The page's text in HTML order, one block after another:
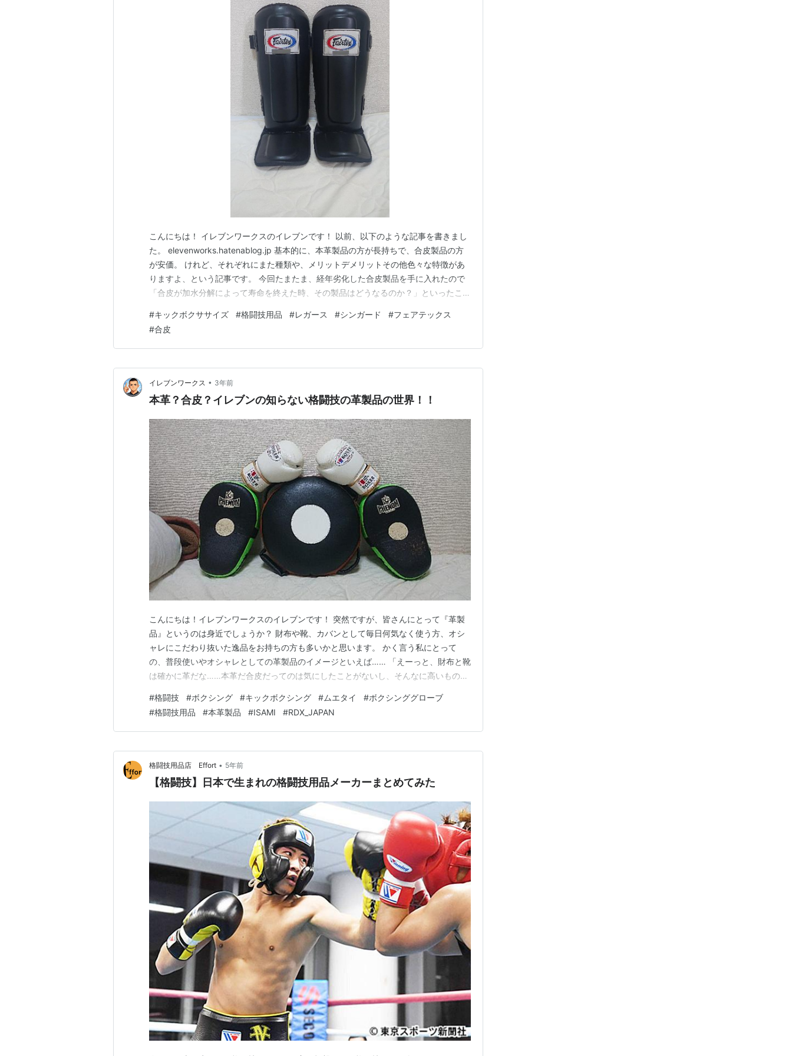
こんにちは！ イレブンワークスのイレブンです！ 以前、以下のような記事を書きまし
た。 elevenworks.hatenablog.jp 基本的に、本革製品の方が長持ちで、合皮製品の方
が安価。 けれど、それぞれにまた種類や、メリットデメリットその他色々な特徴があ
りますよ、という記事です。 今回たまたま、経年劣化した合皮製品を手に入れたので
「合皮が加水分解によって寿命を終えた時、その製品はどうなるのか？」といったこと
の状態チェック 合皮を剥がしてしまって、レガースとして使えるのか それでも気にな
るポイント 耐久性…
#キックボクササイズ #格闘技用品 #レガース #シンガード #フェアテックス
#合皮
イレブンワークス • 3年前
本革？合皮？イレブンの知らない格闘技の革製品の世界！！
こんにちは！イレブンワークスのイレブンです！ 突然ですが、皆さんにとって『革製
品』というのは身近でしょうか？ 財布や靴、カバンとして毎日何気なく使う方、オシ
ャレにこだわり抜いた逸品をお持ちの方も多いかと思います。 かく言う私にとって
の、普段使いやオシャレとしての革製品のイメージといえば…… 「えーっと、財布と靴
は確かに革だな……本革だ合皮だってのは気にしたことがないし、そんなに高いものは
革なら何が良いのかってのもよくわからん！！」 ……といった感じです(笑)ファッショ
ンには疎いし、小物で良いものを持とうという気もほと…
#格闘技 #ボクシング #キックボクシング #ムエタイ #ボクシンググローブ
#格闘技用品 #本革製品 #ISAMI #RDX_JAPAN
格闘技用品店 Effort • 5年前
【格闘技】日本で生まれの格闘技用品メーカーまとめてみた